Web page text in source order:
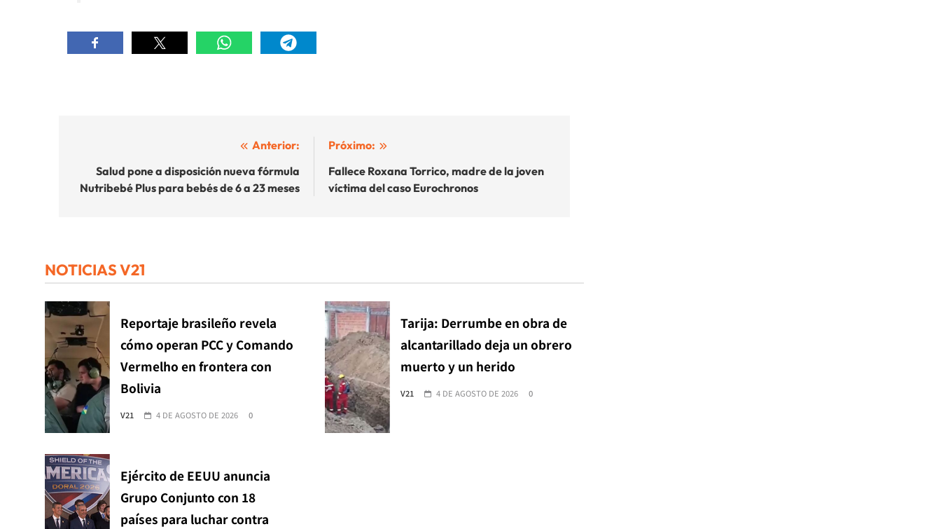
entradas
Anterior:
Salud pone a disposición nueva fórmula
Nutribebé Plus para bebés de 6 a 23 meses
Próximo:
Fallece Roxana Torrico, madre de la joven
víctima del caso Eurochronos
NOTICIAS V21
Reportaje brasileño revela
cómo operan PCC y Comando
Vermelho en frontera con
Bolivia
V21 4 DE AGOSTO DE 2026 0
Tarija: Derrumbe en obra de
alcantarillado deja un obrero
muerto y un herido
V21 4 DE AGOSTO DE 2026 0
Ejército de EEUU anuncia
Grupo Conjunto con 18
países para luchar contra